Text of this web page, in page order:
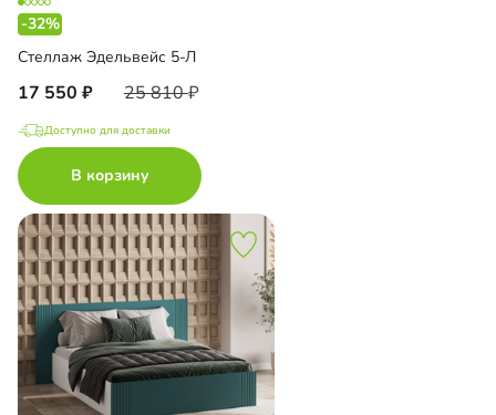
-32%
Стеллаж Эдельвейс 5-Л
17 550 25 810
Доступно для доставки
В корзину